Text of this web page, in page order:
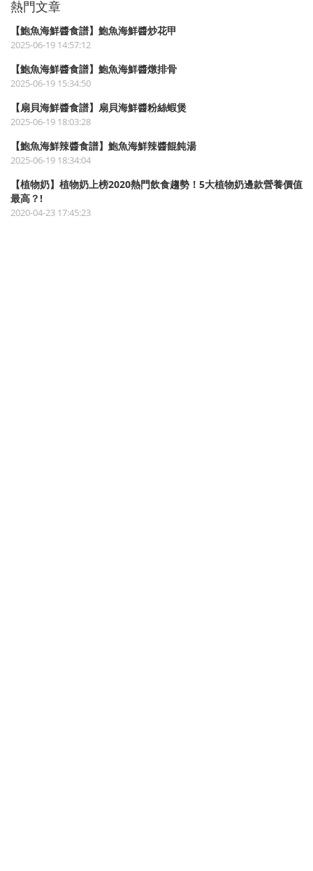
熱門文章
【鮑魚海鮮醬食譜】鮑魚海鮮醬炒花甲
2025-06-19 14:57:12
【鮑魚海鮮醬食譜】鮑魚海鮮醬燉排骨
2025-06-19 15:34:50
【扇貝海鮮醬食譜】扇貝海鮮醬粉絲蝦煲
2025-06-19 18:03:28
【鮑魚海鮮辣醬食譜】鮑魚海鮮辣醬餛飩湯
2025-06-19 18:34:04
【植物奶】植物奶上榜2020熱門飲食趨勢！5大植物奶邊款營養價值
最高？!
2020-04-23 17:45:23